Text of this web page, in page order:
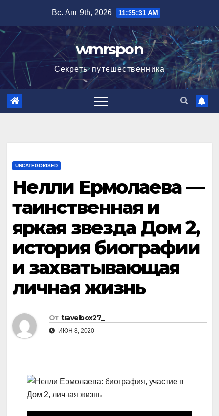
содержимому
Вс. Авг 9th, 2026 11:35:32 AM
wmrspon
Секреты путешественника
UNCATEGORISED
Нелли Ермолаева —
таинственная и
яркая звезда Дом 2,
история биографии
и захватывающая
личная жизнь
От travelbox27_
ИЮН 8, 2020